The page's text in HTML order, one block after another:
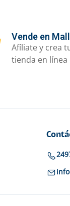
Vende en
Afíliate y crea
tienda en línea